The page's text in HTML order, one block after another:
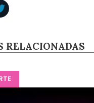
RELACIONADAS